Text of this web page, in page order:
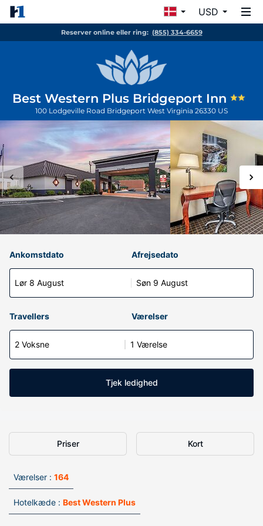
USD
Reserver online eller ring: (855) 334-6659
Best Western Plus Bridgeport Inn
100 Lodgeville Road Bridgeport West Virginia 26330 US
Ankomstdato
Lør 8 August
Afrejsedato
Søn 9 August
Travellers Værelser
2 Voksne 1 Værelse
Tjek ledighed
Priser Kort
Værelser : 164
Hotelkæde : Best Western Plus